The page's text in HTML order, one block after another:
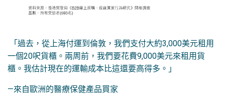
「過去，從上海付運到倫敦，我們支付大約3,000美元租用
一個20呎貨櫃。兩周前，我們要花費9,000美元來租用貨
櫃。我估計現在的運輸成本比這還要高得多。」
—來自歐洲的醫療保健產品買家